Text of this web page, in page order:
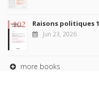
Raisons politiques
Jun 23, 2026
more books